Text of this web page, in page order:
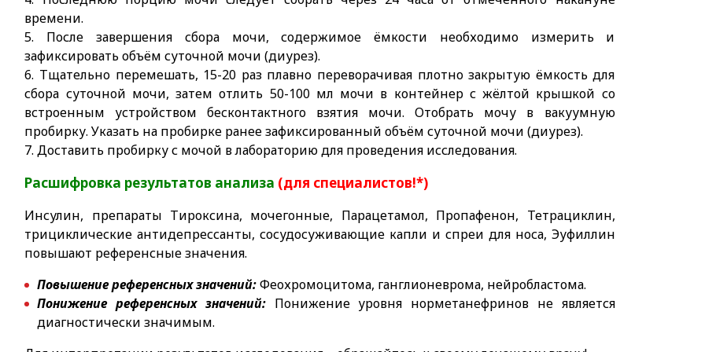
времени.
5. После завершения сбора мочи, содержимое ёмкости необходимо измерить и
зафиксировать объём суточной мочи (диурез).
6. Тщательно перемешать, 15-20 раз плавно переворачивая плотно закрытую ёмкость для
сбора суточной мочи, затем отлить 50-100 мл мочи в контейнер с жёлтой крышкой со
встроенным устройством бесконтактного взятия мочи. Отобрать мочу в вакуумную
пробирку. Указать на пробирке ранее зафиксированный объём суточной мочи (диурез).
7. Доставить пробирку с мочой в лабораторию для проведения исследования.
Расшифровка результатов анализа (для специалистов!*)
Инсулин, препараты Тироксина, мочегонные, Парацетамол, Пропафенон, Тетрациклин,
трициклические антидепрессанты, сосудосуживающие капли и спреи для носа, Эуфиллин
повышают референсные значения.
Повышение референсных значений: Феохромоцитома, ганглионеврома, нейробластома.
Понижение референсных значений: Понижение уровня норметанефринов не является
диагностически значимым.